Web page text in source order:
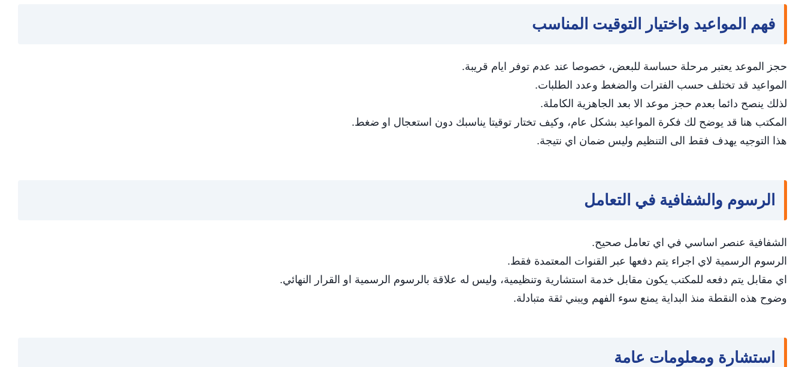
فهم المواعيد واختيار التوقيت المناسب
حجز الموعد يعتبر مرحلة حساسة للبعض، خصوصا عند عدم توفر ايام قريبة.
المواعيد قد تختلف حسب الفترات والضغط وعدد الطلبات.
لذلك ينصح دائما بعدم حجز موعد الا بعد الجاهزية الكاملة.
المكتب هنا قد يوضح لك فكرة المواعيد بشكل عام، وكيف تختار توقيتا يناسبك دون استعجال او ضغط.
هذا التوجيه يهدف فقط الى التنظيم وليس ضمان اي نتيجة.
الرسوم والشفافية في التعامل
الشفافية عنصر اساسي في اي تعامل صحيح.
الرسوم الرسمية لاي اجراء يتم دفعها عبر القنوات المعتمدة فقط.
اي مقابل يتم دفعه للمكتب يكون مقابل خدمة استشارية وتنظيمية، وليس له علاقة بالرسوم الرسمية او القرار النهائي.
وضوح هذه النقطة منذ البداية يمنع سوء الفهم ويبني ثقة متبادلة.
استشارة ومعلومات عامة